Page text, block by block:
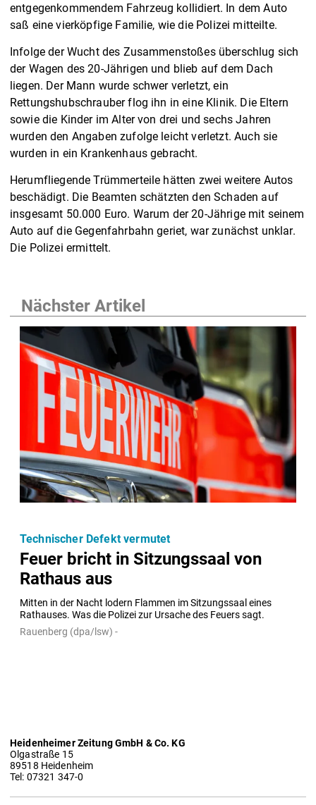
entgegenkommendem Fahrzeug kollidiert. In dem Auto
saß eine vierköpfige Familie, wie die Polizei mitteilte.
Infolge der Wucht des Zusammenstoßes überschlug sich
der Wagen des 20-Jährigen und blieb auf dem Dach
liegen. Der Mann wurde schwer verletzt, ein
Rettungshubschrauber flog ihn in eine Klinik. Die Eltern
sowie die Kinder im Alter von drei und sechs Jahren
wurden den Angaben zufolge leicht verletzt. Auch sie
wurden in ein Krankenhaus gebracht.
Herumfliegende Trümmerteile hätten zwei weitere Autos
beschädigt. Die Beamten schätzten den Schaden auf
insgesamt 50.000 Euro. Warum der 20-Jährige mit seinem
Auto auf die Gegenfahrbahn geriet, war zunächst unklar.
Die Polizei ermittelt.
Nächster Artikel
Feuer bricht in Sitzungssaal von
Rathaus aus
Mitten in der Nacht lodern Flammen im Sitzungssaal eines
Rathauses. Was die Polizei zur Ursache des Feuers sagt.
Technischer Defekt vermutet
Rauenberg (dpa/lsw) -
Heidenheimer Zeitung GmbH & Co. KG
Olgastraße 15
89518 Heidenheim
Tel: 07321 347-0